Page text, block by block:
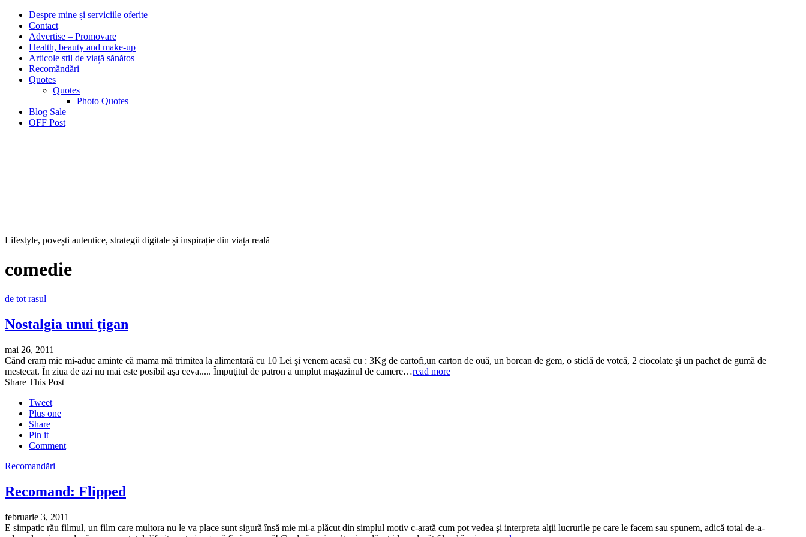
Despre mine și serviciile oferite
Contact
Advertise – Promovare
Health, beauty and make-up
Articole stil de viață sănătos
Recomăndări
Quotes
Quotes
Photo Quotes
Blog Sale
OFF Post
Lifestyle, povești autentice, strategii digitale și inspirație din viața reală
comedie
de tot rasul
Nostalgia unui ţigan
mai 26, 2011
Când eram mic mi-aduc aminte că mama mă trimitea la alimentară cu 10 Lei şi venem acasă cu : 3Kg de cartofi,un carton de ouă, un borcan de gem, o sticlă de votcă, 2 ciocolate şi un pachet de gumă de
mestecat. În ziua de azi nu mai este posibil aşa ceva..... Împuţitul de patron a umplut magazinul de camere…read more
Share This Post
Tweet
Plus one
Share
Pin it
Comment
Recomandări
Recomand: Flipped
februarie 3, 2011
E simpatic rău filmul, un film care multora nu le va place sunt sigură însă mie mi-a plăcut din simplul motiv c-arată cum pot vedea şi interpreta alţii lucrurile pe care le facem sau spunem, adică total de-a-